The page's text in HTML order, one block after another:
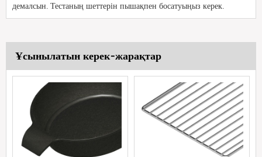
демалсын. Тестаның шеттерін пышақпен босатуыңыз керек.
Ұсынылатын керек-жарақтар